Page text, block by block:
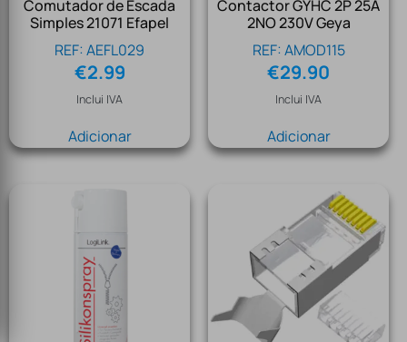
Comutador de Escada
Simples 21071 Efapel
REF: AEFL029
€2.99
Inclui IVA
Adicionar
Contactor GYHC 2P 25A
2NO 230V Geya
REF: AMOD115
€29.90
Inclui IVA
Adicionar